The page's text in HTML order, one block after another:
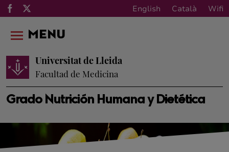
English Català Wifi
Grado Nutrición Humana y Dietética
Universitat de Lleida
Facultad de Medicina
MENU